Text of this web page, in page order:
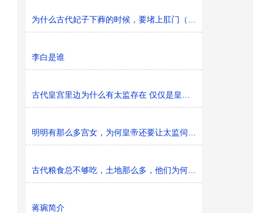
为什么古代妃子下葬的时候，要堵上肛门（古人的智慧）
李白是谁
古代皇宫里边为什么有太监存在 仅仅是皇帝怕被绿吗
明明有那么多宫女，为何皇帝还要让太监伺候自己呢？
古代粮食总不够吃，土地那么多，他们为何不多开垦（官府
蒋琬简介